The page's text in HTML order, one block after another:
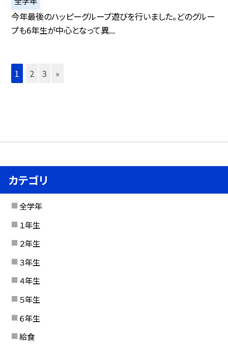
今年最後のハッピーグループ遊びを行いました。どのグルー
プも6年生が中心となって異...
1 2 3 »
カテゴリ
全学年
１年生
２年生
３年生
４年生
５年生
６年生
給食